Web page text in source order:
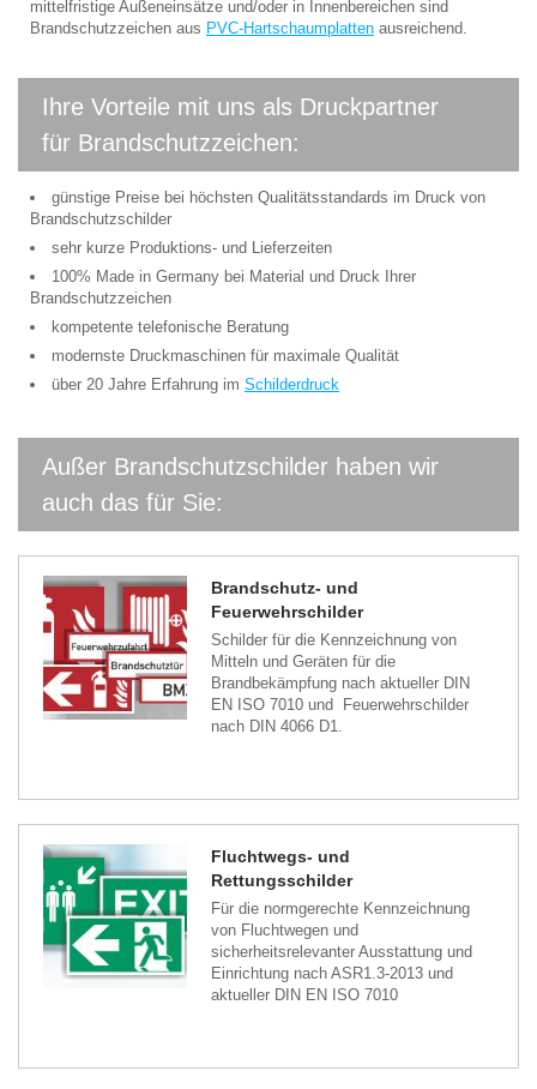
mittelfristige Außeneinsätze und/oder in Innenbereichen sind
Brandschutzzeichen aus PVC-Hartschaumplatten ausreichend.
Ihre Vorteile mit uns als Druckpartner
für Brandschutzzeichen:
günstige Preise bei höchsten Qualitätsstandards im Druck von
Brandschutzschilder
sehr kurze Produktions- und Lieferzeiten
100% Made in Germany bei Material und Druck Ihrer
Brandschutzzeichen
kompetente telefonische Beratung
modernste Druckmaschinen für maximale Qualität
über 20 Jahre Erfahrung im Schilderdruck
Außer Brandschutzschilder haben wir
auch das für Sie:
Brandschutz- und
Feuerwehrschilder
Schilder für die Kennzeichnung von
Mitteln und Geräten für die
Brandbekämpfung nach aktueller DIN
EN ISO 7010 und Feuerwehrschilder
nach DIN 4066 D1.
Fluchtwegs- und
Rettungsschilder
Für die normgerechte Kennzeichnung
von Fluchtwegen und
sicherheitsrelevanter Ausstattung und
Einrichtung nach ASR1.3-2013 und
aktueller DIN EN ISO 7010